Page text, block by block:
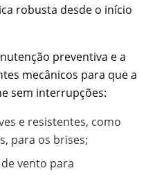
robusta desde o início
preventiva e a
mecânicos para que a
sem interrupções:
e resistentes, como
para os brises;
vento para